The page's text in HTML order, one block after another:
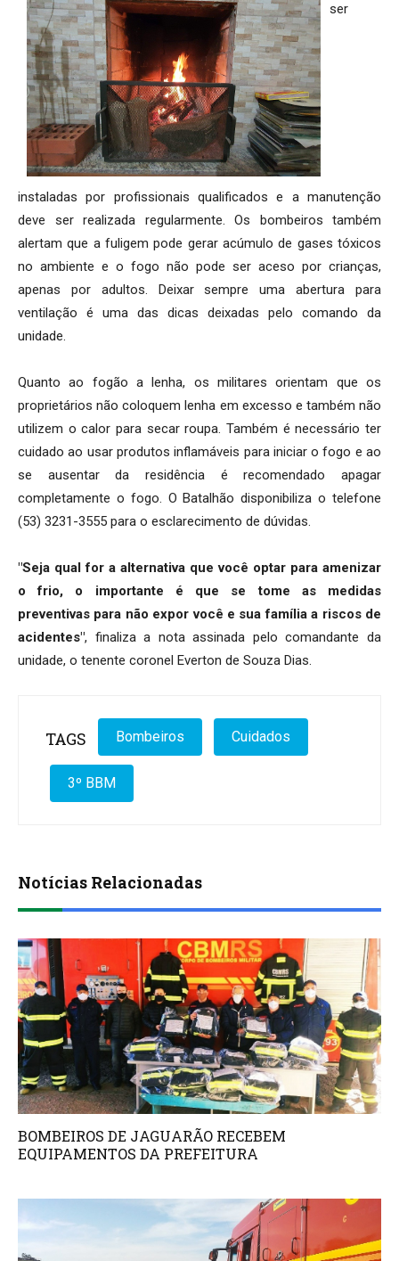
ser
instaladas por profissionais qualificados e a manutenção
deve ser realizada regularmente. Os bombeiros também
alertam que a fuligem pode gerar acúmulo de gases tóxicos
no ambiente e o fogo não pode ser aceso por crianças,
apenas por adultos. Deixar sempre uma abertura para
ventilação é uma das dicas deixadas pelo comando da
unidade.
Quanto ao fogão a lenha, os militares orientam que os
proprietários não coloquem lenha em excesso e também não
utilizem o calor para secar roupa. Também é necessário ter
cuidado ao usar produtos inflamáveis para iniciar o fogo e ao
se ausentar da residência é recomendado apagar
completamente o fogo. O Batalhão disponibiliza o telefone
(53) 3231-3555 para o esclarecimento de dúvidas.
"Seja qual for a alternativa que você optar para amenizar
o frio, o importante é que se tome as medidas
preventivas para não expor você e sua família a riscos de
acidentes", finaliza a nota assinada pelo comandante da
unidade, o tenente coronel Everton de Souza Dias.
TAGS Bombeiros Cuidados
3º BBM
Notícias Relacionadas
BOMBEIROS DE JAGUARÃO RECEBEM
EQUIPAMENTOS DA PREFEITURA